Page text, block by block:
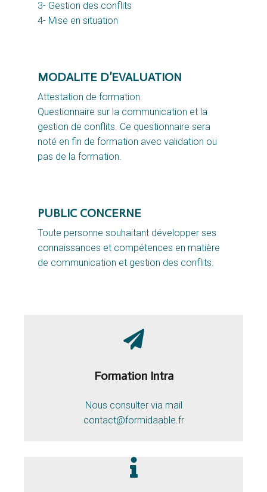
3- Gestion des conflits
4- Mise en situation
MODALITE D’EVALUATION
Attestation de formation.
Questionnaire sur la communication et la
gestion de conflits. Ce questionnaire sera
noté en fin de formation avec validation ou
pas de la formation.
PUBLIC CONCERNE
Toute personne souhaitant développer ses
connaissances et compétences en matière
de communication et gestion des conflits.
Formation Intra
Nous consulter via mail
contact@formidaable.fr